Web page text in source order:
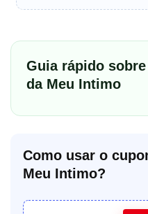
Guia rápido
da Meu Intimo
Como usar o
Meu Intimo?